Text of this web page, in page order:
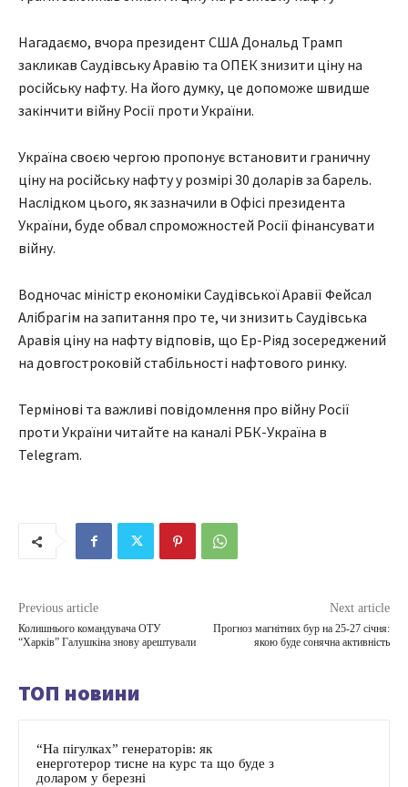
Нагадаємо, вчора президент США Дональд Трамп
закликав Саудівську Аравію та ОПЕК знизити ціну на
російську нафту. На його думку, це допоможе швидше
закінчити війну Росії проти України.
Україна своєю чергою пропонує встановити граничну
ціну на російську нафту у розмірі 30 доларів за барель.
Наслідком цього, як зазначили в Офісі президента
України, буде обвал спроможностей Росії фінансувати
війну.
Водночас міністр економіки Саудівської Аравії Фейсал
Алібрагім на запитання про те, чи знизить Саудівська
Аравія ціну на нафту відповів, що Ер-Ріяд зосереджений
на довгостроковій стабільності нафтового ринку.
Термінові та важливі повідомлення про війну Росії
проти України читайте на каналі РБК-Україна в
Telegram.
Previous article
Колишнього командувача ОТУ
“Харків” Галушкіна знову арештували
Next article
Прогноз магнітних бур на 25-27 січня:
якою буде сонячна активність
ТОП новини
“На пігулках” генераторів: як
енерготерор тисне на курс та що буде з
доларом у березні